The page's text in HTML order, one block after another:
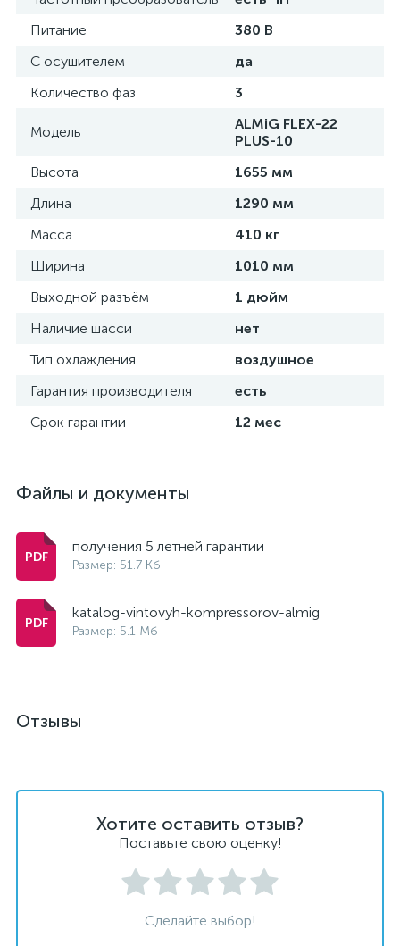
Питание
380 В
С осушителем
да
Количество фаз
3
Модель
ALMiG FLEX-22
PLUS-10
Высота
1655 мм
Длина
1290 мм
Масса
410 кг
Ширина
1010 мм
Выходной разъём
1 дюйм
Наличие шасси
нет
Тип охлаждения
воздушное
Гарантия производителя
есть
Срок гарантии
12 мес
Файлы и документы
получения 5 летней гарантии
Размер: 51.7 Кб
katalog-vintovyh-kompressorov-almig
Размер: 5.1 Мб
Отзывы
Хотите оставить отзыв?
Поставьте свою оценку!
Сделайте выбор!